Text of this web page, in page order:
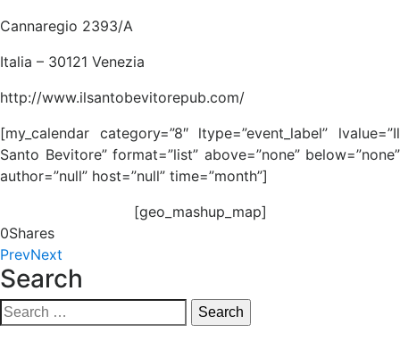
Cannaregio 2393/A
Italia – 30121 Venezia
http://www.ilsantobevitorepub.com/
[my_calendar category=”8″ ltype=”event_label” lvalue=”Il
Santo Bevitore” format=”list” above=”none” below=”none”
author=”null” host=”null” time=”month”]
[geo_mashup_map]
0Shares
PrevNext
Search
Search
for: